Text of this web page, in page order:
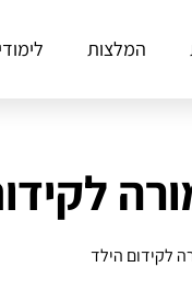
המלצות
לקידום הילד